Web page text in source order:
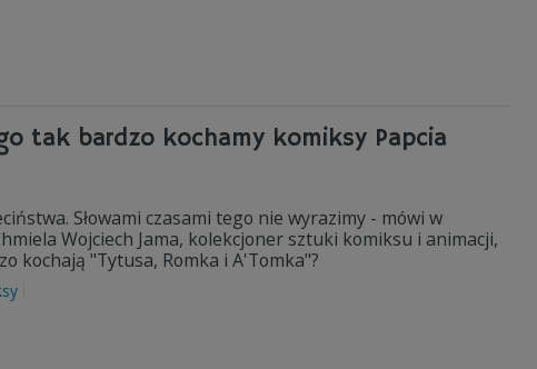
tak bardzo kochamy komiksy Papcia
Słowami czasami tego nie wyrazimy - mówi w
Wojciech Jama, kolekcjoner sztuki komiksu i animacji,
kochają "Tytusa, Romka i A'Tomka"?